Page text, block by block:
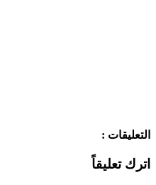
التعليقات :
اترك تعليقاً